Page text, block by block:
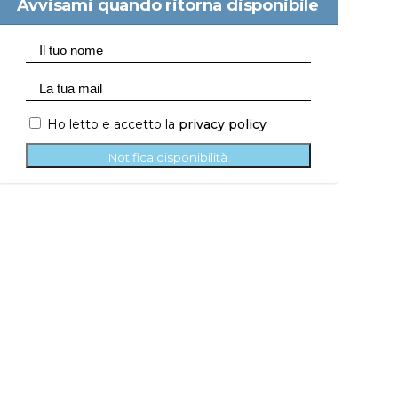
Avvisami quando ritorna disponibile
Ho letto e accetto la privacy policy
Notifica disponibilità